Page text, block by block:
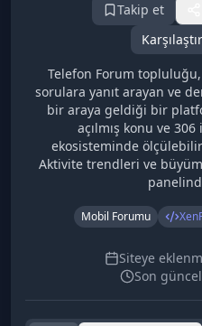
Takip et
Telefon Forum
sorulara yanıt arayan ve
bir araya geldiği bir
açılmış konu ve
ekosisteminde
Aktivite trendleri ve
Mobil Forumu
Siteye
Son